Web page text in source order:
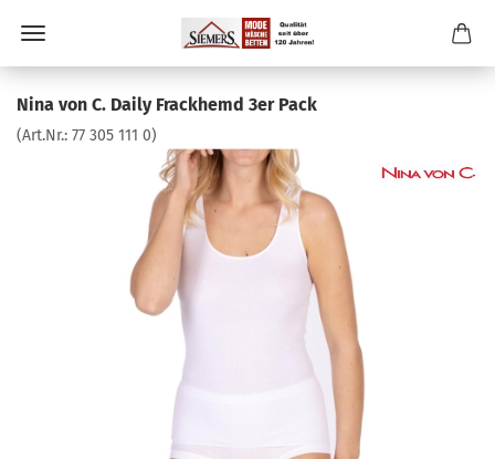
Nina von C. Daily Frackhemd 3er Pack
(Art.Nr.: 77 305 111 0)